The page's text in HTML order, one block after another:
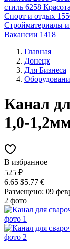
стиль 6258
Спорт и отдых
Стройматериалы
Вакансии 1418
Главная
Донецк
Для Бизнеса
Канал
1,0-
В избранное
525 ₽
6.65 $5.77 €
Размещено: 09
2 фото